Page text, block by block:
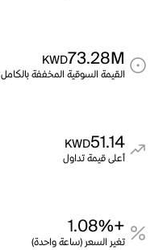
73.28M
KWD
القيمة السوقية المخففة بالكامل
51.14
KWD
أعلى قيمة تداول
+1.08%
تغير السعر (ساعة واحدة)